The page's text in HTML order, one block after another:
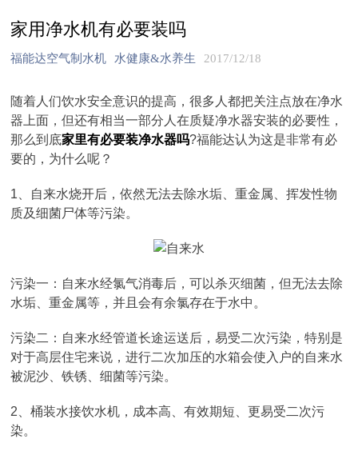
家用净水机有必要装吗
福能达空气制水机 水健康&水养生 2017/12/18
随着人们饮水安全意识的提高，很多人都把关注点放在净水
器上面，但还有相当一部分人在质疑净水器安装的必要性，
那么到底家里有必要装净水器吗?福能达认为这是非常有必
要的，为什么呢？
1、自来水烧开后，依然无法去除水垢、重金属、挥发性物
质及细菌尸体等污染。
污染一：自来水经氯气消毒后，可以杀灭细菌，但无法去除
水垢、重金属等，并且会有余氯存在于水中。
污染二：自来水经管道长途运送后，易受二次污染，特别是
对于高层住宅来说，进行二次加压的水箱会使入户的自来水
被泥沙、铁锈、细菌等污染。
2、桶装水接饮水机，成本高、有效期短、更易受二次污
染。